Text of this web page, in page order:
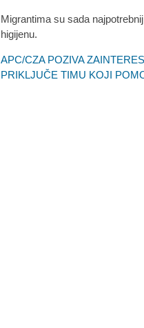
Migrantima su sada
higijenu.
APC/CZA POZIVA
PRIKLJUČE TIMU KOJI